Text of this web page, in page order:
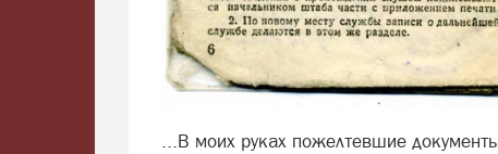
...В моих руках пожелтевшие